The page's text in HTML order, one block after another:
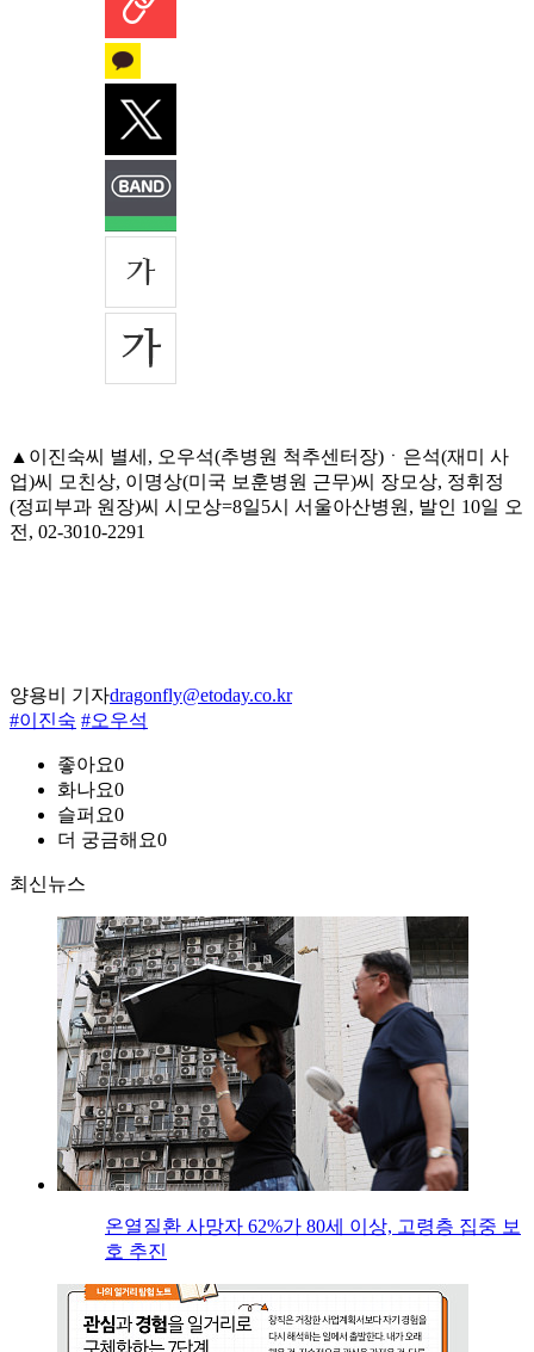
▲이진숙씨 별세, 오우석(추병원 척추센터장)ㆍ은석(재미 사
업)씨 모친상, 이명상(미국 보훈병원 근무)씨 장모상, 정휘정
(정피부과 원장)씨 시모상=8일5시 서울아산병원, 발인 10일 오
전, 02-3010-2291
양용비 기자dragonfly@etoday.co.kr
#이진숙 #오우석
좋아요0
화나요0
슬퍼요0
더 궁금해요0
최신뉴스
온열질환 사망자 62%가 80세 이상, 고령층 집중 보
호 추진